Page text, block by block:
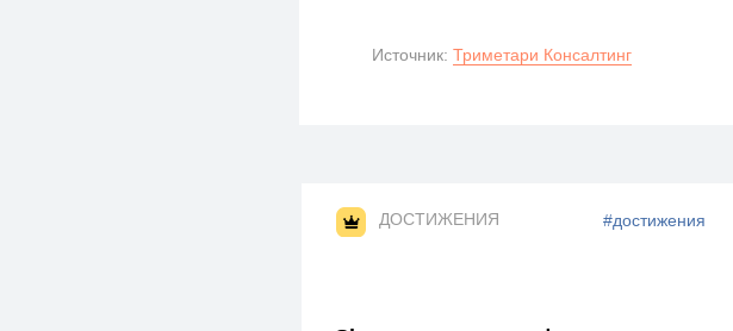
Источник: Триметари Консалтинг
#достижения
ДОСТИЖЕНИЯ